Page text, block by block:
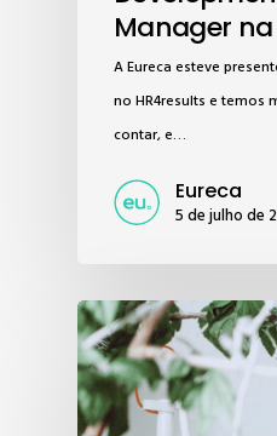
Manager
A Eureca esteve
no HR4results e temos
contar, e…
Eureca
5 de julho de